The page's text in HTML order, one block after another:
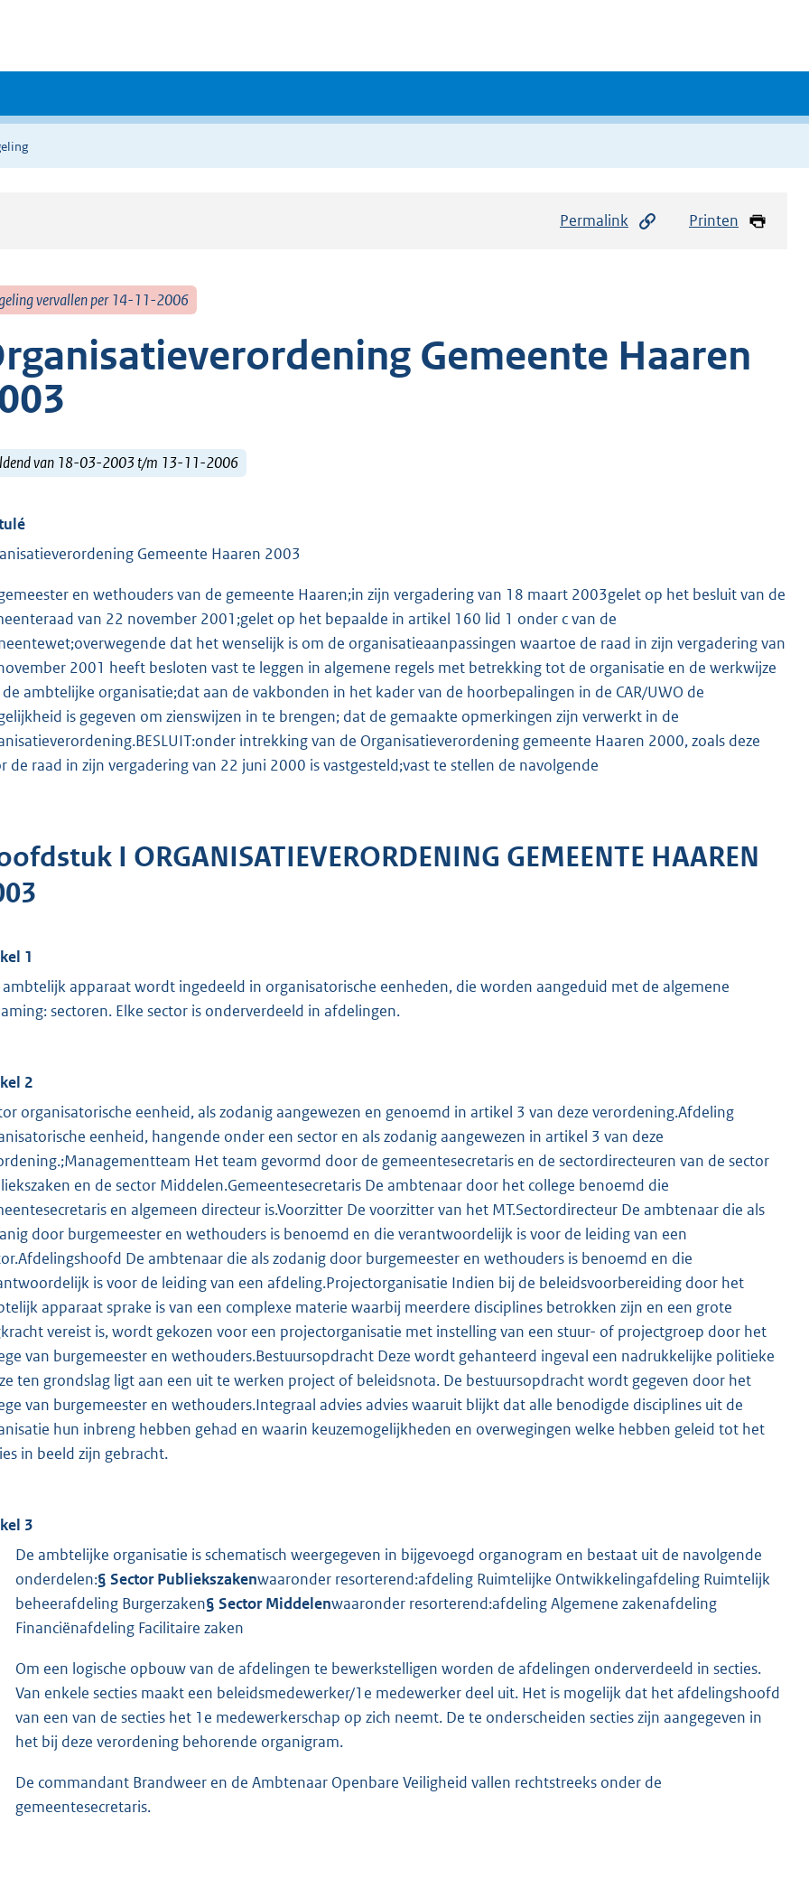
Permalink Printen
vervallen per 14-11-2006
Gemeente Haaren
van 18-03-2003 t/m 13-11-2006
Gemeente Haaren 2003
en wethouders van de gemeente Haaren;in zijn vergadering van 18 maart 2003gelet op het besluit van de
van 22 november 2001;gelet op het bepaalde in artikel 160 lid 1 onder c van de
dat het wenselijk is om de organisatieaanpassingen waartoe de raad in zijn vergadering van
2001 heeft besloten vast te leggen in algemene regels met betrekking tot de organisatie en de werkwijze
ambtelijke organisatie;dat aan de vakbonden in het kader van de hoorbepalingen in de CAR/UWO de
is gegeven om zienswijzen in te brengen; dat de gemaakte opmerkingen zijn verwerkt in de
intrekking van de Organisatieverordening gemeente Haaren 2000, zoals deze
de raad in zijn vergadering van 22 juni 2000 is vastgesteld;vast te stellen de navolgende
I ORGANISATIEVERORDENING GEMEENTE HAAREN
1
apparaat wordt ingedeeld in organisatorische eenheden, die worden aangeduid met de algemene
sectoren. Elke sector is onderverdeeld in afdelingen.
2
organisatorische eenheid, als zodanig aangewezen en genoemd in artikel 3 van deze verordening.Afdeling
eenheid, hangende onder een sector en als zodanig aangewezen in artikel 3 van deze
Het team gevormd door de gemeentesecretaris en de sectordirecteuren van de sector
en de sector Middelen.Gemeentesecretaris De ambtenaar door het college benoemd die
en algemeen directeur is.Voorzitter De voorzitter van het MT.Sectordirecteur De ambtenaar die als
door burgemeester en wethouders is benoemd en die verantwoordelijk is voor de leiding van een
De ambtenaar die als zodanig door burgemeester en wethouders is benoemd en die
is voor de leiding van een afdeling.Projectorganisatie Indien bij de beleidsvoorbereiding door het
apparaat sprake is van een complexe materie waarbij meerdere disciplines betrokken zijn en een grote
vereist is, wordt gekozen voor een projectorganisatie met instelling van een stuur- of projectgroep door het
van burgemeester en wethouders.Bestuursopdracht Deze wordt gehanteerd ingeval een nadrukkelijke politieke
ten grondslag ligt aan een uit te werken project of beleidsnota. De bestuursopdracht wordt gegeven door het
van burgemeester en wethouders.Integraal advies advies waaruit blijkt dat alle benodigde disciplines uit de
hun inbreng hebben gehad en waarin keuzemogelijkheden en overwegingen welke hebben geleid tot het
in beeld zijn gebracht.
3
De ambtelijke organisatie is schematisch weergegeven in bijgevoegd organogram en bestaat uit de navolgende
onderdelen:§ Sector Publiekszakenwaaronder resorterend:afdeling Ruimtelijke Ontwikkelingafdeling Ruimtelijk
beheerafdeling Burgerzaken§ Sector Middelenwaaronder resorterend:afdeling Algemene zakenafdeling
Financiënafdeling Facilitaire zaken
Om een logische opbouw van de afdelingen te bewerkstelligen worden de afdelingen onderverdeeld in secties.
Van enkele secties maakt een beleidsmedewerker/1e medewerker deel uit. Het is mogelijk dat het afdelingshoofd
van een van de secties het 1e medewerkerschap op zich neemt. De te onderscheiden secties zijn aangegeven in
het bij deze verordening behorende organigram.
De commandant Brandweer en de Ambtenaar Openbare Veiligheid vallen rechtstreeks onder de
gemeentesecretaris.